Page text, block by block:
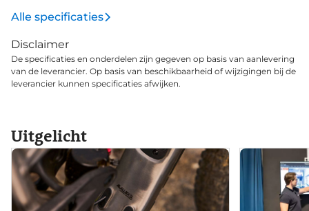
soepel rijcomfort te geven. Tijdelijk 5 jaar
bike biedt Giant maar liefst 5 jaar accugarantie.
Alle specificaties
Disclaimer
De specificaties en onderdelen zijn gegeven op basis van aanlevering
van de leverancier. Op basis van beschikbaarheid of wijzigingen bij de
leverancier kunnen specificaties afwijken.
Uitgelicht